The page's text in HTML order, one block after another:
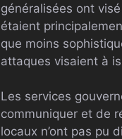
généralisées ont
étaient
que moins
attaques visaient à
Les services
communiquer et de
locaux n’ont pas pu